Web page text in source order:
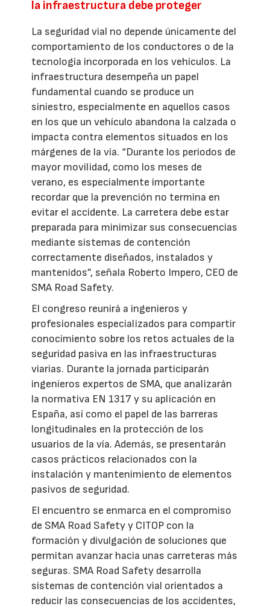
la infraestructura debe proteger
La seguridad vial no depende únicamente del
comportamiento de los conductores o de la
tecnología incorporada en los vehículos. La
infraestructura desempeña un papel
fundamental cuando se produce un
siniestro, especialmente en aquellos casos
en los que un vehículo abandona la calzada o
impacta contra elementos situados en los
márgenes de la vía. “Durante los periodos de
mayor movilidad, como los meses de
verano, es especialmente importante
recordar que la prevención no termina en
evitar el accidente. La carretera debe estar
preparada para minimizar sus consecuencias
mediante sistemas de contención
correctamente diseñados, instalados y
mantenidos”, señala Roberto Impero, CEO de
SMA Road Safety.
El congreso reunirá a ingenieros y
profesionales especializados para compartir
conocimiento sobre los retos actuales de la
seguridad pasiva en las infraestructuras
viarias. Durante la jornada participarán
ingenieros expertos de SMA, que analizarán
la normativa EN 1317 y su aplicación en
España, así como el papel de las barreras
longitudinales en la protección de los
usuarios de la vía. Además, se presentarán
casos prácticos relacionados con la
instalación y mantenimiento de elementos
pasivos de seguridad.
El encuentro se enmarca en el compromiso
de SMA Road Safety y CITOP con la
formación y divulgación de soluciones que
permitan avanzar hacia unas carreteras más
seguras. SMA Road Safety desarrolla
sistemas de contención vial orientados a
reducir las consecuencias de los accidentes,